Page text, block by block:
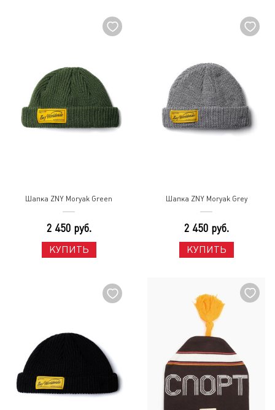
Шапка ZNY Moryak Green
2 450 руб.
КУПИТЬ
Шапка ZNY Moryak Grey
2 450 руб.
КУПИТЬ